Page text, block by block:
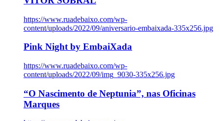
https://www.ruadebaixo.com/wp-
content/uploads/2022/09/aniversario-embaixada-335x256.jpg
Pink Night by EmbaiXada
https://www.ruadebaixo.com/wp-
content/uploads/2022/09/img_9030-335x256.jpg
“O Nascimento de Neptunia”, nas Oficinas
Marques